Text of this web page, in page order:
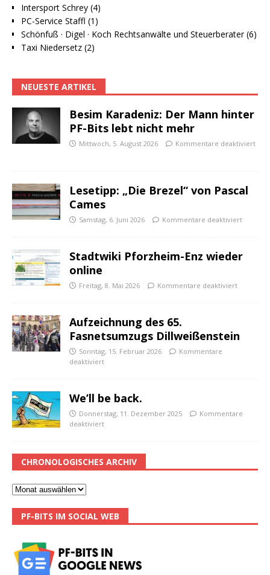
Intersport Schrey (4)
PC-Service Staffl (1)
Schönfuß · Digel · Koch Rechtsanwälte und Steuerberater (6)
Taxi Niedersetz (2)
NEUESTE ARTIKEL
Besim Karadeniz: Der Mann hinter
PF-Bits lebt nicht mehr
Mittwoch, 5. August 2026 Kommentare deaktiviert
Lesetipp: „Die Brezel“ von Pascal
Cames
Samstag, 6. Juni 2026 Kommentare deaktiviert
Stadtwiki Pforzheim-Enz wieder
online
Freitag, 8. Mai 2026 Kommentare deaktiviert
Aufzeichnung des 65.
Fasnetsumzugs Dillweißenstein
Sonntag, 15. Februar 2026
Kommentare
deaktiviert
We’ll be back.
Donnerstag, 11. Dezember 2025
Kommentare
deaktiviert
CHRONOLOGISCHES ARCHIV
PF-BITS IM SOCIAL WEB